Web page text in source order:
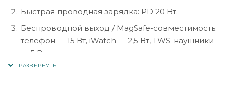
Быстрая проводная зарядка: PD 20 Вт.
Беспроводной выход / MagSafe-совместимость:
телефон — 15 Вт, iWatch — 2,5 Вт, TWS-наушники
— 5 Вт.
Магнитное крепление MagSafe (для